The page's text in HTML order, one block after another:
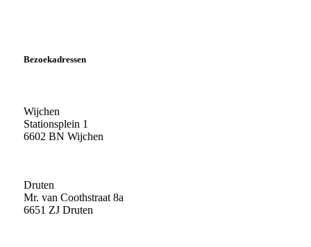
Bezoekadressen
Wijchen
Stationsplein 1
6602 BN Wijchen
Druten
Mr. van Coothstraat 8a
6651 ZJ Druten